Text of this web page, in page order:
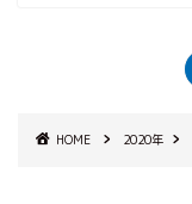
HOME 2020年